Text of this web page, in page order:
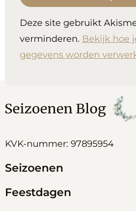
Deze site gebruikt
verminderen. Bekijk hoe
gegevens worden
KVK-nummer: 97895954
Seizoenen
Feestdagen